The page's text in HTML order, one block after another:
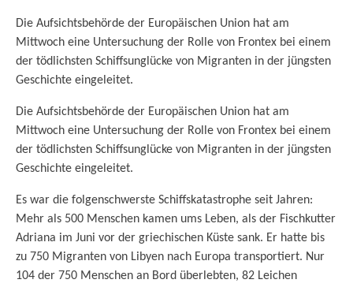
Die Aufsichtsbehörde der Europäischen Union hat am
Mittwoch eine Untersuchung der Rolle von Frontex bei einem
der tödlichsten Schiffsunglücke von Migranten in der jüngsten
Geschichte eingeleitet.
Die Aufsichtsbehörde der Europäischen Union hat am
Mittwoch eine Untersuchung der Rolle von Frontex bei einem
der tödlichsten Schiffsunglücke von Migranten in der jüngsten
Geschichte eingeleitet.
Es war die folgenschwerste Schiffskatastrophe seit Jahren:
Mehr als 500 Menschen kamen ums Leben, als der Fischkutter
Adriana im Juni vor der griechischen Küste sank. Er hatte bis
zu 750 Migranten von Libyen nach Europa transportiert. Nur
104 der 750 Menschen an Bord überlebten, 82 Leichen